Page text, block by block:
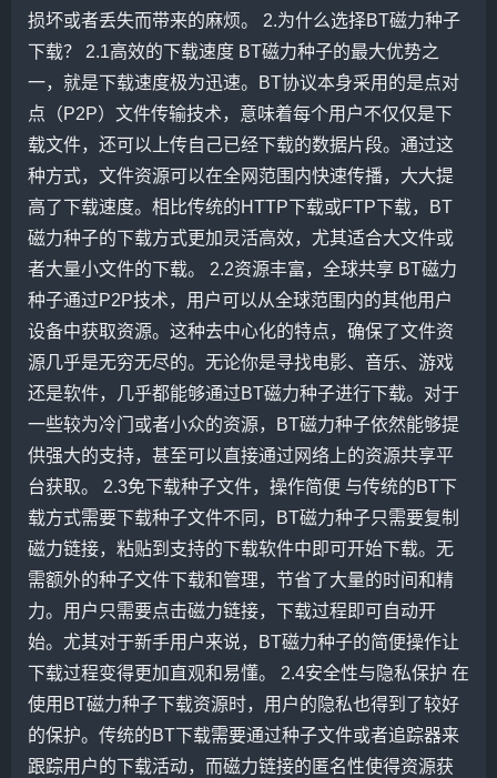
损坏或者丢失而带来的麻烦。 2.为什么选择BT磁力种子
下载？ 2.1高效的下载速度 BT磁力种子的最大优势之
一，就是下载速度极为迅速。BT协议本身采用的是点对
点（P2P）文件传输技术，意味着每个用户不仅仅是下
载文件，还可以上传自己已经下载的数据片段。通过这
种方式，文件资源可以在全网范围内快速传播，大大提
高了下载速度。相比传统的HTTP下载或FTP下载，BT
磁力种子的下载方式更加灵活高效，尤其适合大文件或
者大量小文件的下载。 2.2资源丰富，全球共享 BT磁力
种子通过P2P技术，用户可以从全球范围内的其他用户
设备中获取资源。这种去中心化的特点，确保了文件资
源几乎是无穷无尽的。无论你是寻找电影、音乐、游戏
还是软件，几乎都能够通过BT磁力种子进行下载。对于
一些较为冷门或者小众的资源，BT磁力种子依然能够提
供强大的支持，甚至可以直接通过网络上的资源共享平
台获取。 2.3免下载种子文件，操作简便 与传统的BT下
载方式需要下载种子文件不同，BT磁力种子只需要复制
磁力链接，粘贴到支持的下载软件中即可开始下载。无
需额外的种子文件下载和管理，节省了大量的时间和精
力。用户只需要点击磁力链接，下载过程即可自动开
始。尤其对于新手用户来说，BT磁力种子的简便操作让
下载过程变得更加直观和易懂。 2.4安全性与隐私保护 在
使用BT磁力种子下载资源时，用户的隐私也得到了较好
的保护。传统的BT下载需要通过种子文件或者追踪器来
跟踪用户的下载活动，而磁力链接的匿名性使得资源获